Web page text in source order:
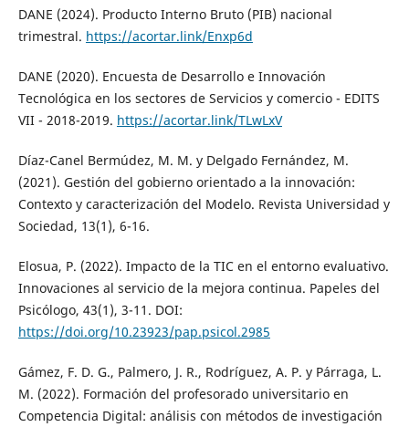
DANE (2024). Producto Interno Bruto (PIB) nacional
trimestral. https://acortar.link/Enxp6d
DANE (2020). Encuesta de Desarrollo e Innovación
Tecnológica en los sectores de Servicios y comercio - EDITS
VII - 2018-2019. https://acortar.link/TLwLxV
Díaz-Canel Bermúdez, M. M. y Delgado Fernández, M.
(2021). Gestión del gobierno orientado a la innovación:
Contexto y caracterización del Modelo. Revista Universidad y
Sociedad, 13(1), 6-16.
Elosua, P. (2022). Impacto de la TIC en el entorno evaluativo.
Innovaciones al servicio de la mejora continua. Papeles del
Psicólogo, 43(1), 3-11. DOI:
https://doi.org/10.23923/pap.psicol.2985
Gámez, F. D. G., Palmero, J. R., Rodríguez, A. P. y Párraga, L.
M. (2022). Formación del profesorado universitario en
Competencia Digital: análisis con métodos de investigación